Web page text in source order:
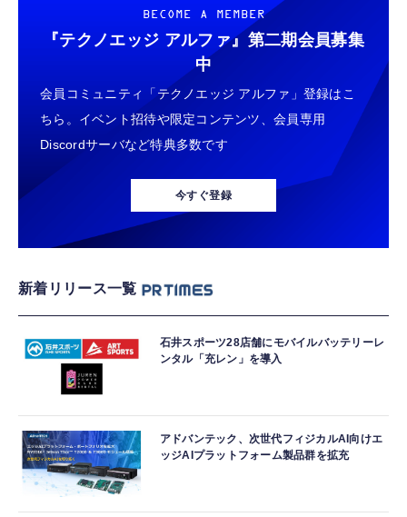
BECOME A MEMBER
『テクノエッジ アルファ』 第二期会員募集
中
会員コミュニティ「テクノエッジ アルファ」登録はこ
ちら。イベント招待や限定コンテンツ、会員専用
Discordサーバなど特典多数です
今すぐ登録
新着リリース一覧
石井スポーツ28店舗にモバイルバッテリーレ
ンタル「充レン」を導入
アドバンテック、次世代フィジカルAI向けエ
ッジAIプラットフォーム製品群を拡充